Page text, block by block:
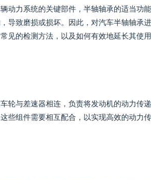
动力系统的关键部件，半轴轴承的适当功
导致磨损或损坏。因此，对汽车半轴轴承
见的检测方法，以及如何有效地延长其使
轮与差速器相连，负责将发动机的动力传
些组件需要相互配合，以实现高效的动力